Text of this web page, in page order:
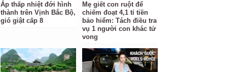
Áp thấp nhiệt đới hình
thành trên Vịnh Bắc Bộ,
gió giật cấp 8
Mẹ giết con ruột để
chiếm đoạt 4,1 tỉ tiền
bảo hiểm: Tách điều tra
vụ 1 người con khác tử
vong